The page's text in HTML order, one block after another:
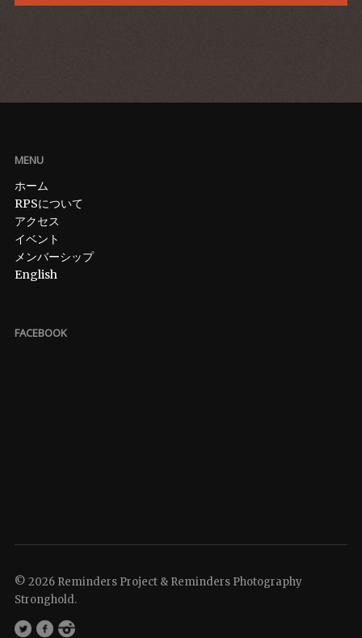
MENU
ホーム
RPSについて
アクセス
イベント
メンバーシップ
English
FACEBOOK
© 2026 Reminders Project & Reminders Photography
Stronghold.